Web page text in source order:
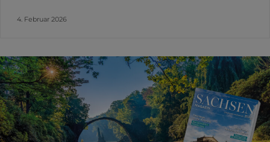
4. Februar 2026